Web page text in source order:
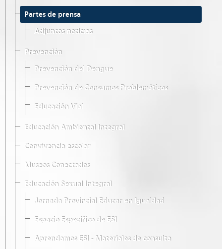
Partes de prensa
Adjuntos noticias
Prevención
Prevención del Dengue
Prevención de Consumos Problemáticos
Educación Vial
Educación Ambiental Integral
Convivencia escolar
Museos Conectados
Educación Sexual Integral
Jornada Provincial Educar en Igualdad
Espacio Específico de ESI
Aprendamos ESI - Materiales de consulta